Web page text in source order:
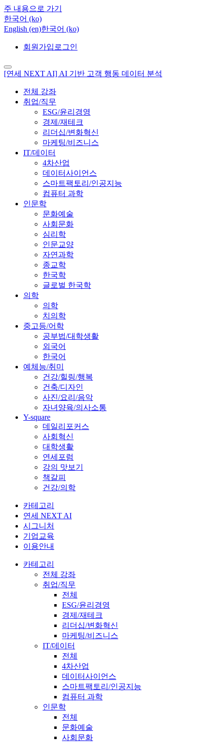
주 내용으로 가기
한국어 ‎(ko)‎
English ‎(en)‎한국어 ‎(ko)‎
회원가입 로그인
[연세 NEXT AI] AI 기반 고객 행동 데이터 분석
전체 강좌
취업/직무
ESG/윤리경영
경제/재테크
리더십/변화혁신
마케팅/비즈니스
IT/데이터
4차산업
데이터사이언스
스마트팩토리/인공지능
컴퓨터 과학
인문학
문화예술
사회문화
심리학
인문교양
자연과학
종교학
한국학
글로벌 한국학
의학
의학
치의학
중고등/어학
공부법/대학생활
외국어
한국어
예체능/취미
건강/힐링/행복
건축/디자인
사진/요리/음악
자녀양육/의사소통
Y-square
데일리포커스
사회혁신
대학생활
연세포럼
강의 맛보기
책갈피
건강/의학
카테고리
연세 NEXT AI
시그니처
기업교육
이용안내
카테고리
전체 강좌
취업/직무
전체
ESG/윤리경영
경제/재테크
리더십/변화혁신
마케팅/비즈니스
IT/데이터
전체
4차산업
데이터사이언스
스마트팩토리/인공지능
컴퓨터 과학
인문학
전체
문화예술
사회문화